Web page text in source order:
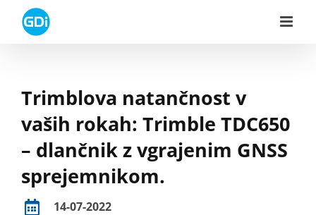
content
Trimblova natančnost v
vaših rokah: Trimble TDC650
– dlančnik z vgrajenim GNSS
sprejemnikom.
14-07-2022